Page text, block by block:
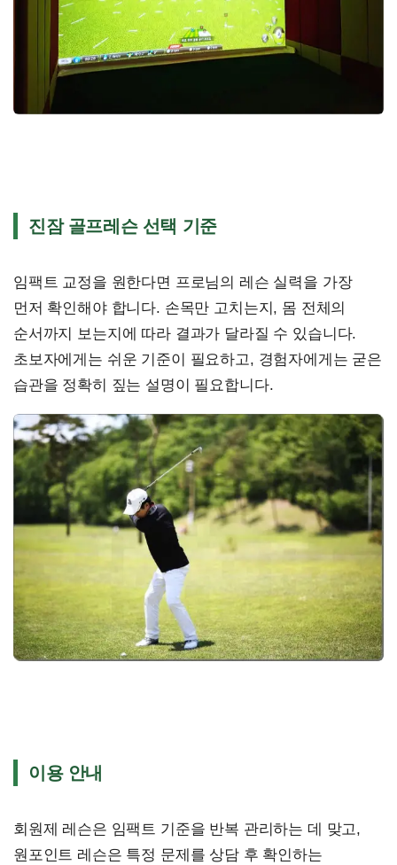
진잠 골프레슨 선택 기준
임팩트 교정을 원한다면 프로님의 레슨 실력을 가장
먼저 확인해야 합니다. 손목만 고치는지, 몸 전체의
순서까지 보는지에 따라 결과가 달라질 수 있습니다.
초보자에게는 쉬운 기준이 필요하고, 경험자에게는 굳은
습관을 정확히 짚는 설명이 필요합니다.
이용 안내
회원제 레슨은 임팩트 기준을 반복 관리하는 데 맞고,
원포인트 레슨은 특정 문제를 상담 후 확인하는